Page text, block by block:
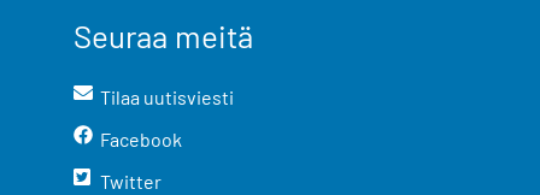
Seuraa meitä
Tilaa uutisviesti
Facebook
Twitter